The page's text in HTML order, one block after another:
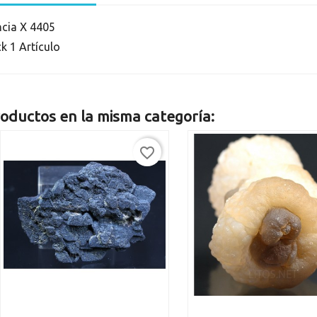
X 4405
1 Artículo
en la misma categoría:
favorite_border